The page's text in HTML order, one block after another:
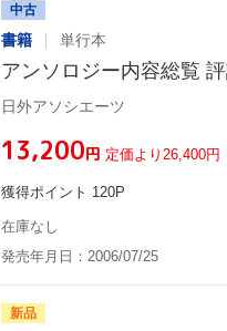
中古
書籍 単行本
アンソロジー内容総覧
日外アソシエーツ
¥13,200円 定価より26,400円
獲得ポイント 120P
在庫なし
発売年月日：2006/07/25
新品